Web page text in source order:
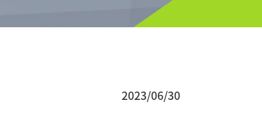
2023/06/30